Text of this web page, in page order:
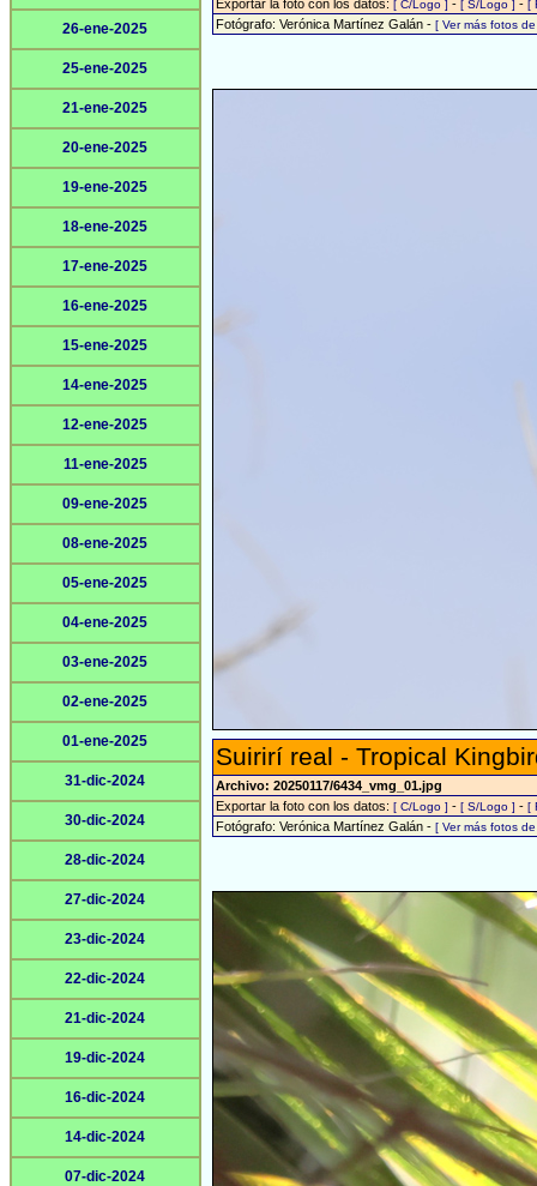
26-ene-2025
25-ene-2025
21-ene-2025
20-ene-2025
19-ene-2025
18-ene-2025
17-ene-2025
16-ene-2025
15-ene-2025
14-ene-2025
12-ene-2025
11-ene-2025
09-ene-2025
08-ene-2025
05-ene-2025
04-ene-2025
03-ene-2025
02-ene-2025
01-ene-2025
31-dic-2024
30-dic-2024
28-dic-2024
27-dic-2024
23-dic-2024
22-dic-2024
21-dic-2024
19-dic-2024
16-dic-2024
14-dic-2024
07-dic-2024
Exportar la foto con los datos: [ C/Logo ] - [ S/Logo ] - [
Fotógrafo: Verónica Martínez Galán - [ Ver más fotos
Suirirí real - Tropical
Archivo: 20250117/6434_vmg_01.jpg
Exportar la foto con los datos: [ C/Logo ] - [ S/Logo ] - [
Fotógrafo: Verónica Martínez Galán - [ Ver más fotos